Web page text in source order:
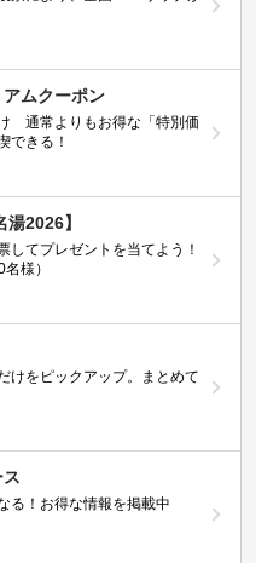
ムクーポン
通常よりもお得な「特別価
できる！
湯2026】
してプレゼントを当てよう！
様）
けをピックアップ。まとめて
る！お得な情報を掲載中